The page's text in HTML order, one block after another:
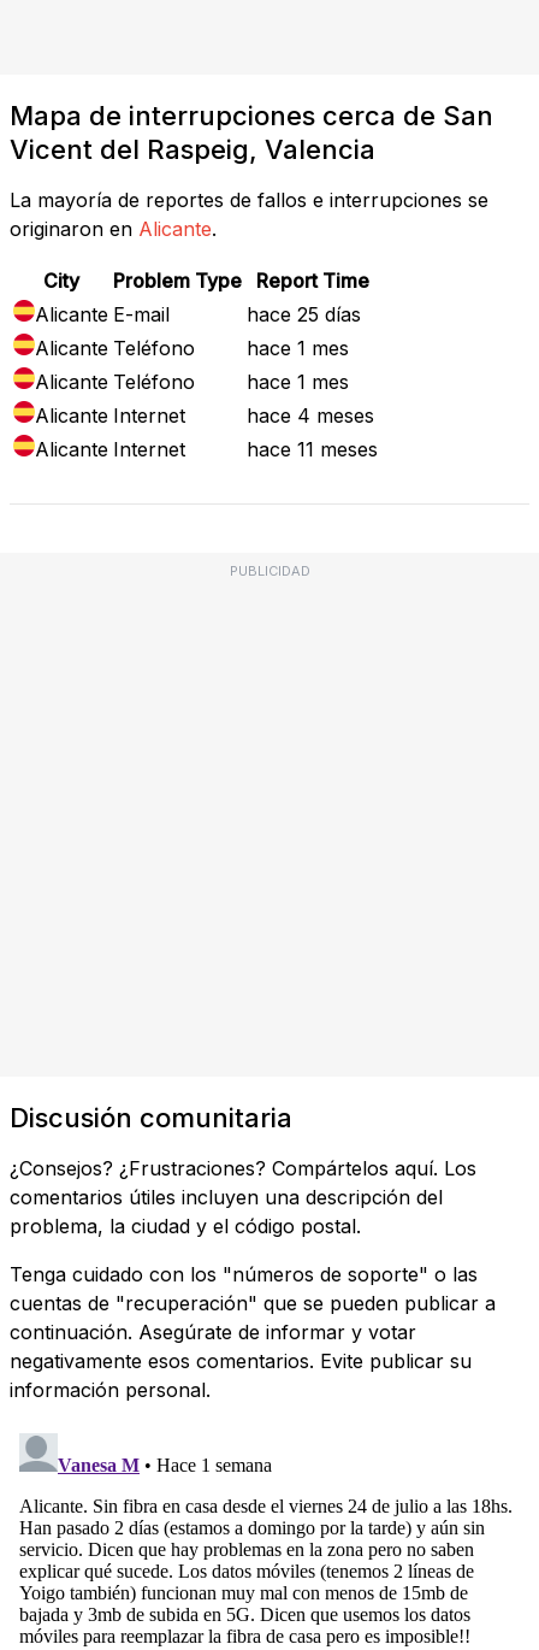
Mapa de interrupciones cerca de San
Vicent del Raspeig, Valencia
La mayoría de reportes de fallos e interrupciones se
originaron en Alicante.
City Problem Type
Report Time
Alicante E-mail
hace 25 días
Alicante Teléfono
hace 1 mes
Alicante Teléfono
hace 1 mes
Alicante Internet
hace 4 meses
Alicante Internet hace 11 meses
PUBLICIDAD
Discusión comunitaria
¿Consejos? ¿Frustraciones? Compártelos aquí. Los
comentarios útiles incluyen una descripción del
problema, la ciudad y el código postal.
Tenga cuidado con los "números de soporte" o las
cuentas de "recuperación" que se pueden publicar a
continuación. Asegúrate de informar y votar
negativamente esos comentarios. Evite publicar su
información personal.